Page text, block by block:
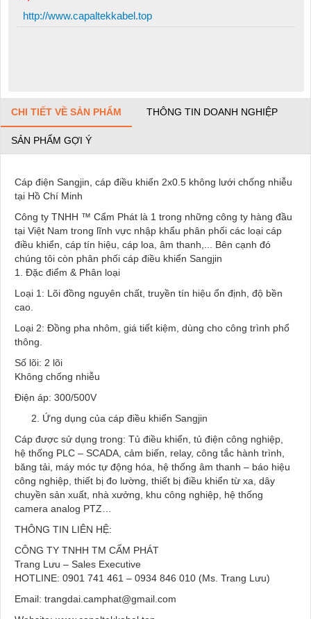
http://www.capaltekkabel.top
CHI TIẾT VỀ SẢN PHẨM THÔNG TIN DOANH NGHIỆP
SẢN PHẨM GỢI Ý
Cáp điện Sangjin, cáp điều khiển 2x0.5 không lưới chống nhiễu
tại Hồ Chí Minh
Công ty TNHH ™ Cẩm Phát là 1 trong những công ty hàng đầu
tại Việt Nam trong lĩnh vực nhập khẩu phân phối các loại cáp
điều khiển, cáp tín hiệu, cáp loa, âm thanh,... Bên cạnh đó
chúng tôi còn phân phối cáp điều khiển Sangjin
1. Đặc điểm & Phân loại
Loại 1: Lõi đồng nguyên chất, truyền tín hiệu ổn định, độ bền
cao.
Loại 2: Đồng pha nhôm, giá tiết kiệm, dùng cho công trình phổ
thông.
Số lõi: 2 lõi
Không chống nhiễu
Điện áp: 300/500V
Ứng dụng của cáp điều khiển Sangjin
Cáp được sử dụng trong: Tủ điều khiển, tủ điện công nghiệp,
hệ thống PLC – SCADA, cảm biến, relay, công tắc hành trình,
băng tải, máy móc tự động hóa, hệ thống âm thanh – báo hiệu
công nghiệp, thiết bị đo lường, thiết bị điều khiển từ xa, dây
chuyền sản xuất, nhà xưởng, khu công nghiệp, hệ thống
camera analog PTZ…
THÔNG TIN LIÊN HỆ:
CÔNG TY TNHH TM CẨM PHÁT
Trang Lưu – Sales Executive
HOTLINE: 0901 741 461 – 0934 846 010 (Ms. Trang Lưu)
Email: trangdai.camphat@gmail.com